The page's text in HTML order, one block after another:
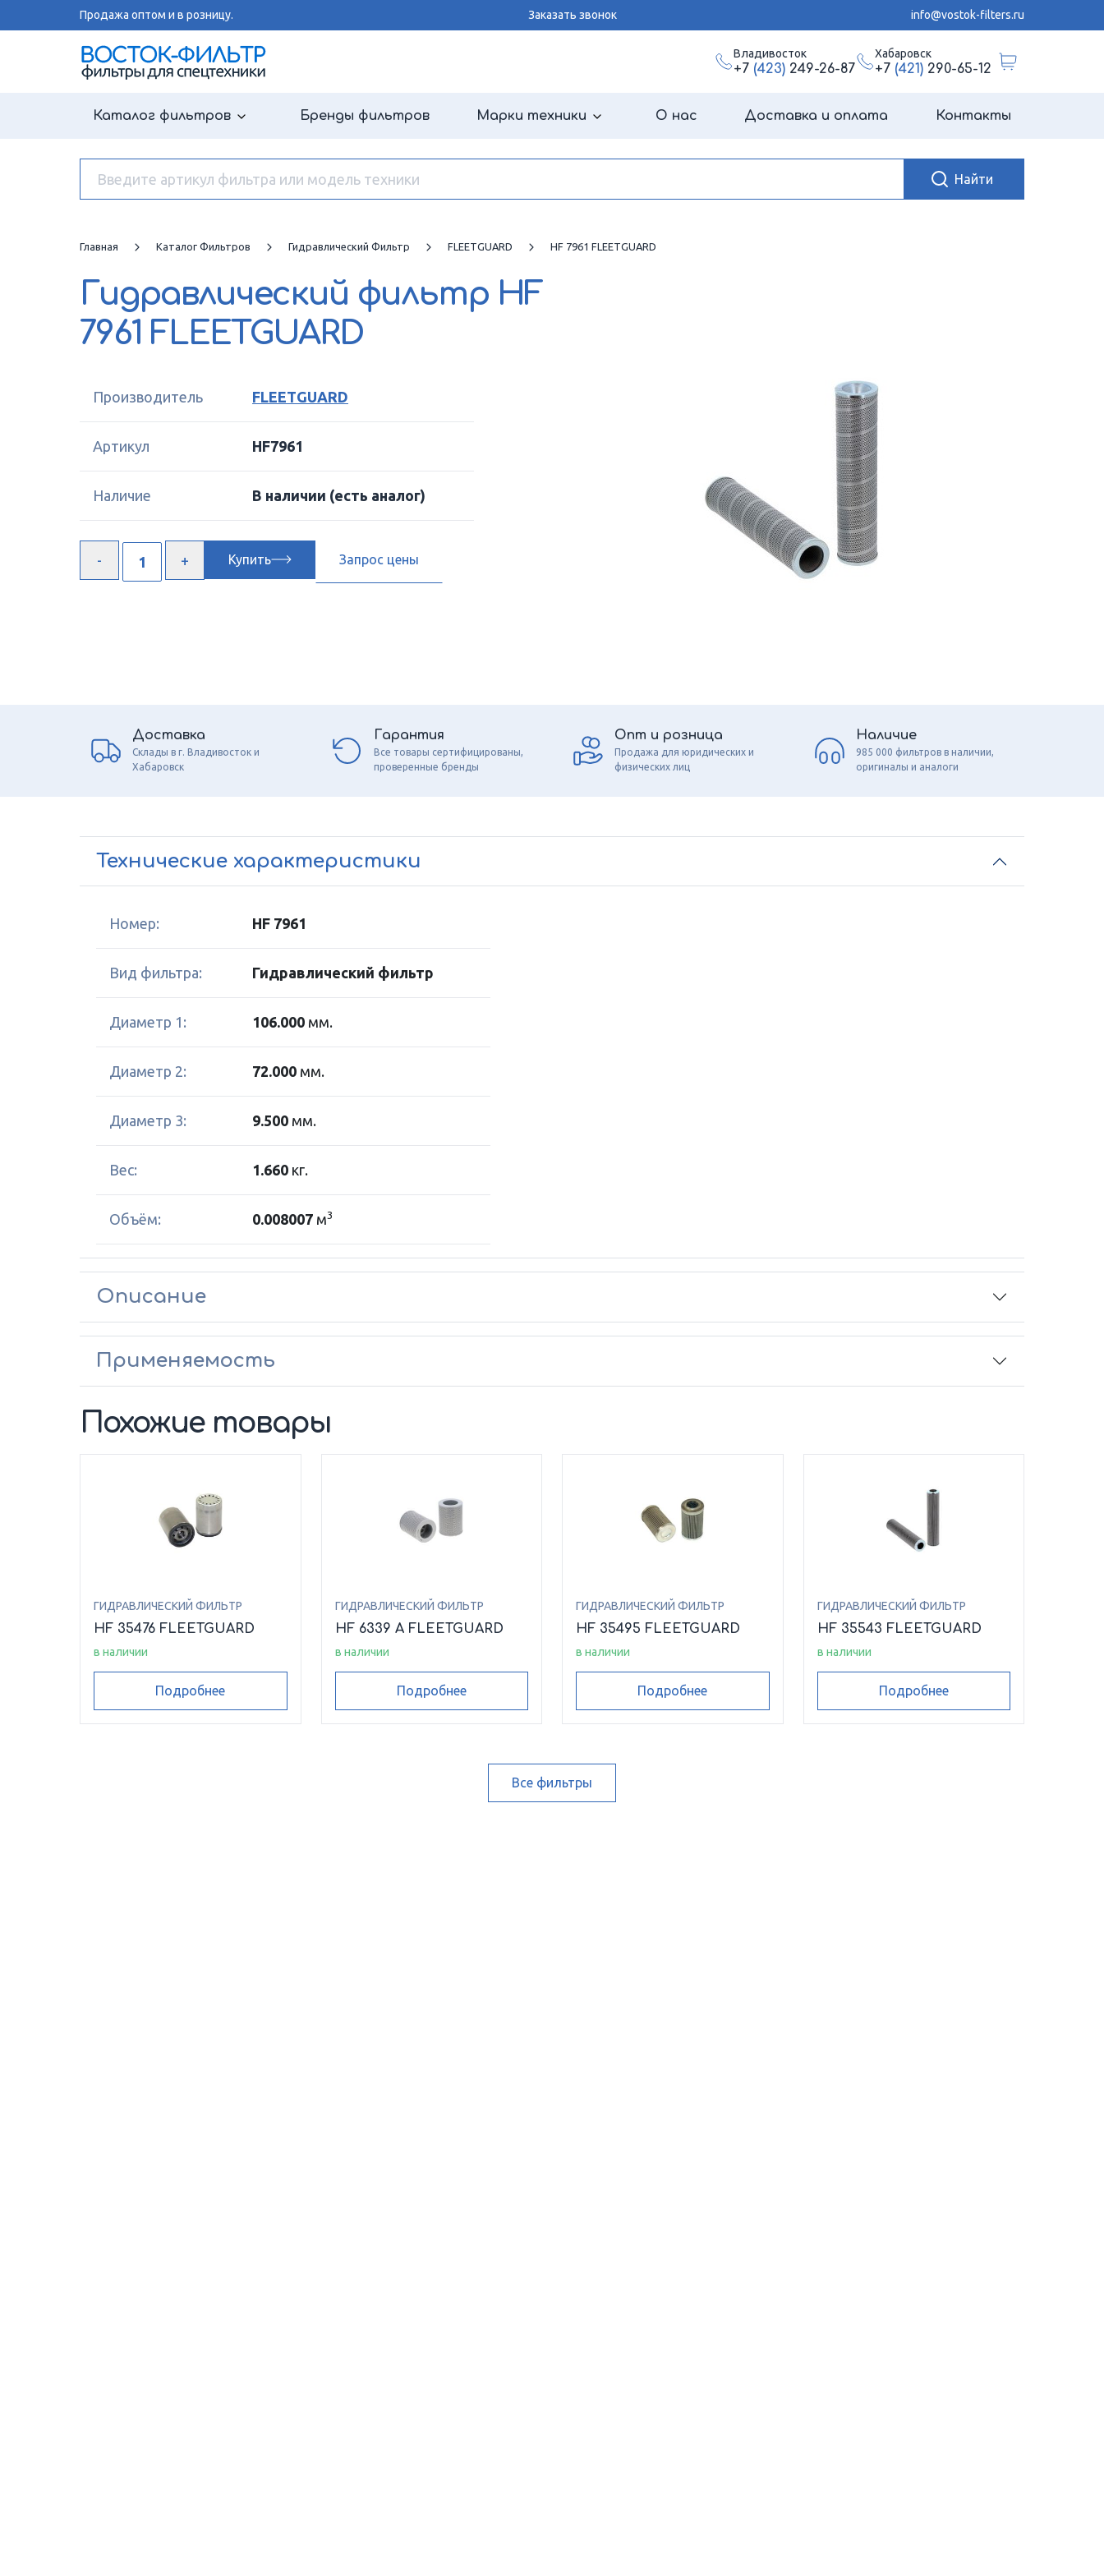
Продажа оптом и в розницу. Заказать звонок info@vostok-filters.ru
Владивосток
+7 (423)249-26-87
Хабаровск
+7 (421)290-65-12
Каталог фильтров Бренды фильтров Марки техники О нас Доставка и оплата Контакты
Главная Каталог Фильтров Гидравлический Фильтр FLEETGUARD HF 7961 FLEETGUARD
Гидравлический фильтр HF
7961 FLEETGUARD
Производитель FLEETGUARD
Артикул HF7961
Наличие В наличии (есть аналог)
Купить Запрос цены
Доставка
Склады в г. Владивосток и
Хабаровск
Гарантия
Все товары сертифицированы,
проверенные бренды
Опт и розница
Продажа для юридических и
физических лиц
Наличие
985 000 фильтров в наличии,
оригиналы и аналоги
Технические характеристики
Номер: HF 7961
Вид фильтра: Гидравлический фильтр
Диаметр 1: 106.000 мм.
Диаметр 2: 72.000 мм.
Диаметр 3: 9.500 мм.
Вес: 1.660 кг.
Объём: 0.008007 м3
Описание
Применяемость
Похожие товары
ГИДРАВЛИЧЕСКИЙ ФИЛЬТР
HF 35476 FLEETGUARD
в наличии
Подробнее
ГИДРАВЛИЧЕСКИЙ ФИЛЬТР
HF 6339 A FLEETGUARD
в наличии
Подробнее
ГИДРАВЛИЧЕСКИЙ ФИЛЬТР
HF 35495 FLEETGUARD
в наличии
Подробнее
ГИДРАВЛИЧЕСКИЙ ФИЛЬТР
HF 35543 FLEETGUARD
в наличии
Подробнее
Все фильтры